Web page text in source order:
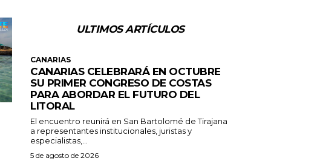
ULTIMOS ARTÍCULOS
CANARIAS
CANARIAS CELEBRARÁ EN OCTUBRE
SU PRIMER CONGRESO DE COSTAS
PARA ABORDAR EL FUTURO DEL
LITORAL
El encuentro reunirá en San Bartolomé de Tirajana
a representantes institucionales, juristas y
especialistas,...
5 de agosto de 2026